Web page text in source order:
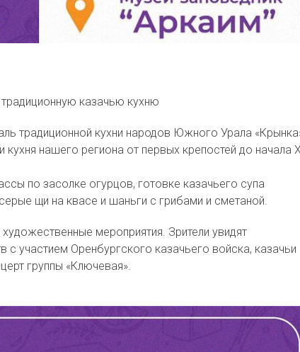
казачью кухню
традиционной кухни народов Южного Урала
кухня нашего региона от первых крепостей до начала
по засолке огурцов, готовке казачьего супа
щи на квасе и шаньги с грибами и сметаной.
мероприятия. Зрители увидят
с участием Оренбургского казачьего войска, казачьи
группы «Ключевая».